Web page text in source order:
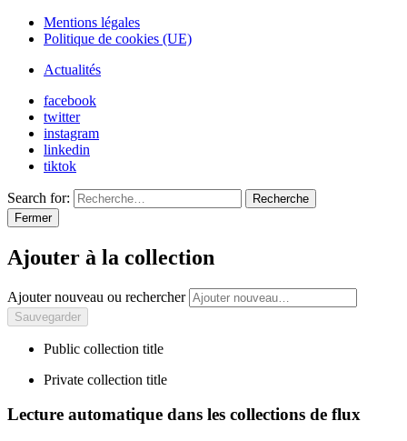
Mentions légales
Politique de cookies (UE)
Actualités
facebook
twitter
instagram
linkedin
tiktok
Search for:
Recherche
Fermer
Ajouter à la collection
Ajouter nouveau ou rechercher
Public collection title
Private collection title
Lecture automatique dans les collections de flux